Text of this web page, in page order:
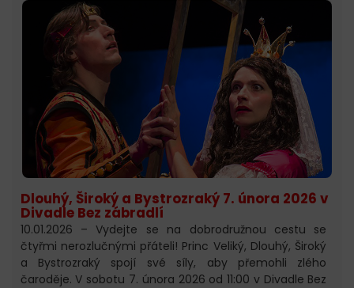
Dlouhý, Široký a Bystrozraký 7. února 2026 v
Divadle Bez zábradlí
10.01.2026 – Vydejte se na dobrodružnou cestu se
čtyřmi nerozlučnými přáteli! Princ Veliký, Dlouhý, Široký
a Bystrozraký spojí své síly, aby přemohli zlého
čaroděje. V sobotu 7. února 2026 od 11:00 v Divadle Bez